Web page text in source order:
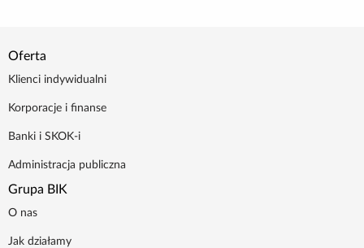
Oferta
Klienci indywidualni
Korporacje i finanse
Banki i SKOK-i
Administracja publiczna
Grupa BIK
O nas
Jak działamy